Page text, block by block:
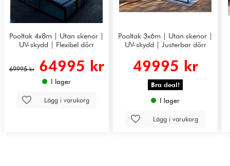
Pooltak 4x8m | Utan skenor |
UV-skydd | Flexibel dörr
69995 kr 64995 kr
I lager
Lägg i varukorg
Pooltak 3x6m | Utan skenor |
UV-skydd | Justerbar dörr
49995 kr
Bra deal!
I lager
Lägg i varukorg